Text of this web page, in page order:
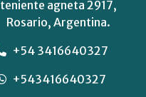
teniente agneta 2917,
Rosario, Argentina.
+54 3416640327
+543416640327